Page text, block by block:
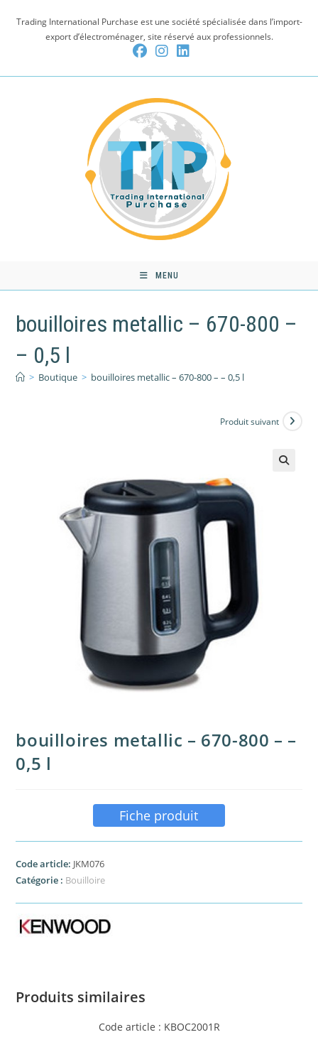
Trading International Purchase est une société spécialisée dans l’import-
export d’électroménager, site réservé aux professionnels.
MENU
bouilloires metallic – 670-800 –
– 0,5 l
> Boutique > bouilloires metallic – 670-800 – – 0,5 l
Produit suivant
bouilloires metallic – 670-800 – –
0,5 l
Fiche produit
Code article: JKM076
Catégorie : Bouilloire
Produits similaires
Code article : KBOC2001R